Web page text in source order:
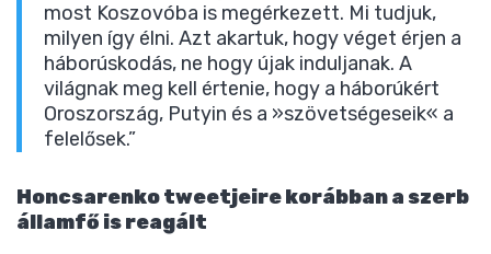
most Koszovóba is megérkezett. Mi tudjuk,
milyen így élni. Azt akartuk, hogy véget érjen a
háborúskodás, ne hogy újak induljanak. A
világnak meg kell értenie, hogy a háborúkért
Oroszország, Putyin és a »szövetségeseik« a
felelősek.”
Honcsarenko tweetjeire korábban a szerb
államfő is reagált